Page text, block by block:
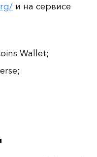
и на сервисе
Wallet;